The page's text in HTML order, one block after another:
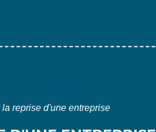
reprise d'une entreprise